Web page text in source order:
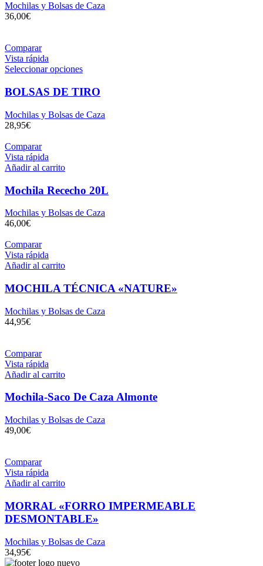
Mochilas y Bolsas de Caza
36,00€
Comparar
Vista rápida
Seleccionar opciones
BOLSAS DE TIRO
Mochilas y Bolsas de Caza
28,95€
Comparar
Vista rápida
Añadir al carrito
Mochila Rececho 20L
Mochilas y Bolsas de Caza
46,00€
Comparar
Vista rápida
Añadir al carrito
MOCHILA TÉCNICA «NATURE»
Mochilas y Bolsas de Caza
44,95€
Comparar
Vista rápida
Añadir al carrito
Mochila-Saco De Caza Almonte
Mochilas y Bolsas de Caza
49,00€
Comparar
Vista rápida
Añadir al carrito
MORRAL «FORRO IMPERMEABLE
DESMONTABLE»
Mochilas y Bolsas de Caza
34,95€